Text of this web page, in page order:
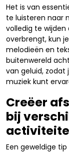
Het is van
te luisteren naar
volledig te
overbrengt, kun
melodieën en
buitenwereld
van geluid, zodat
muziek kunt
Creëer
bij
Een geweldige